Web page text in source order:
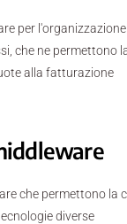
per
che ne permettono
alla fatturazione
che permettono la
diverse